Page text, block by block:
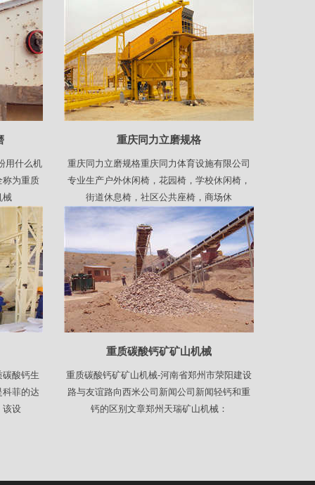
用什么机
称为重质
械
重庆同力立磨规格
重庆同力立磨规格重庆同力体育设施有限公司
专业生产户外休闲椅，花园椅，学校休闲椅，
街道休息椅，社区公共座椅，商场休
酸钙生
菲的达
该设
重质碳酸钙矿矿山机械
重质碳酸钙矿矿山机械-河南省郑州市荥阳建设
路与友谊路向西米公司新闻公司新闻轻钙和重
钙的区别文章郑州天瑞矿山机械：